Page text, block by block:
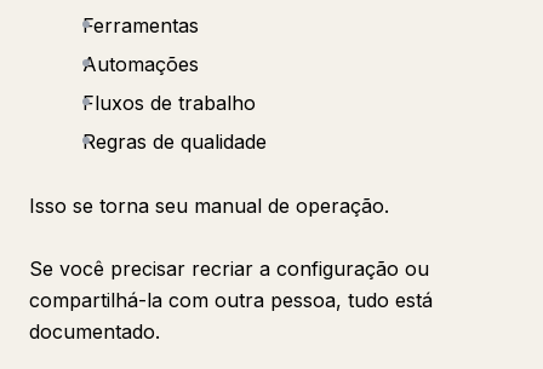
Ferramentas
Automações
Fluxos de trabalho
Regras de qualidade
Isso se torna seu manual de operação.
Se você precisar recriar a configuração ou
compartilhá-la com outra pessoa, tudo está
documentado.